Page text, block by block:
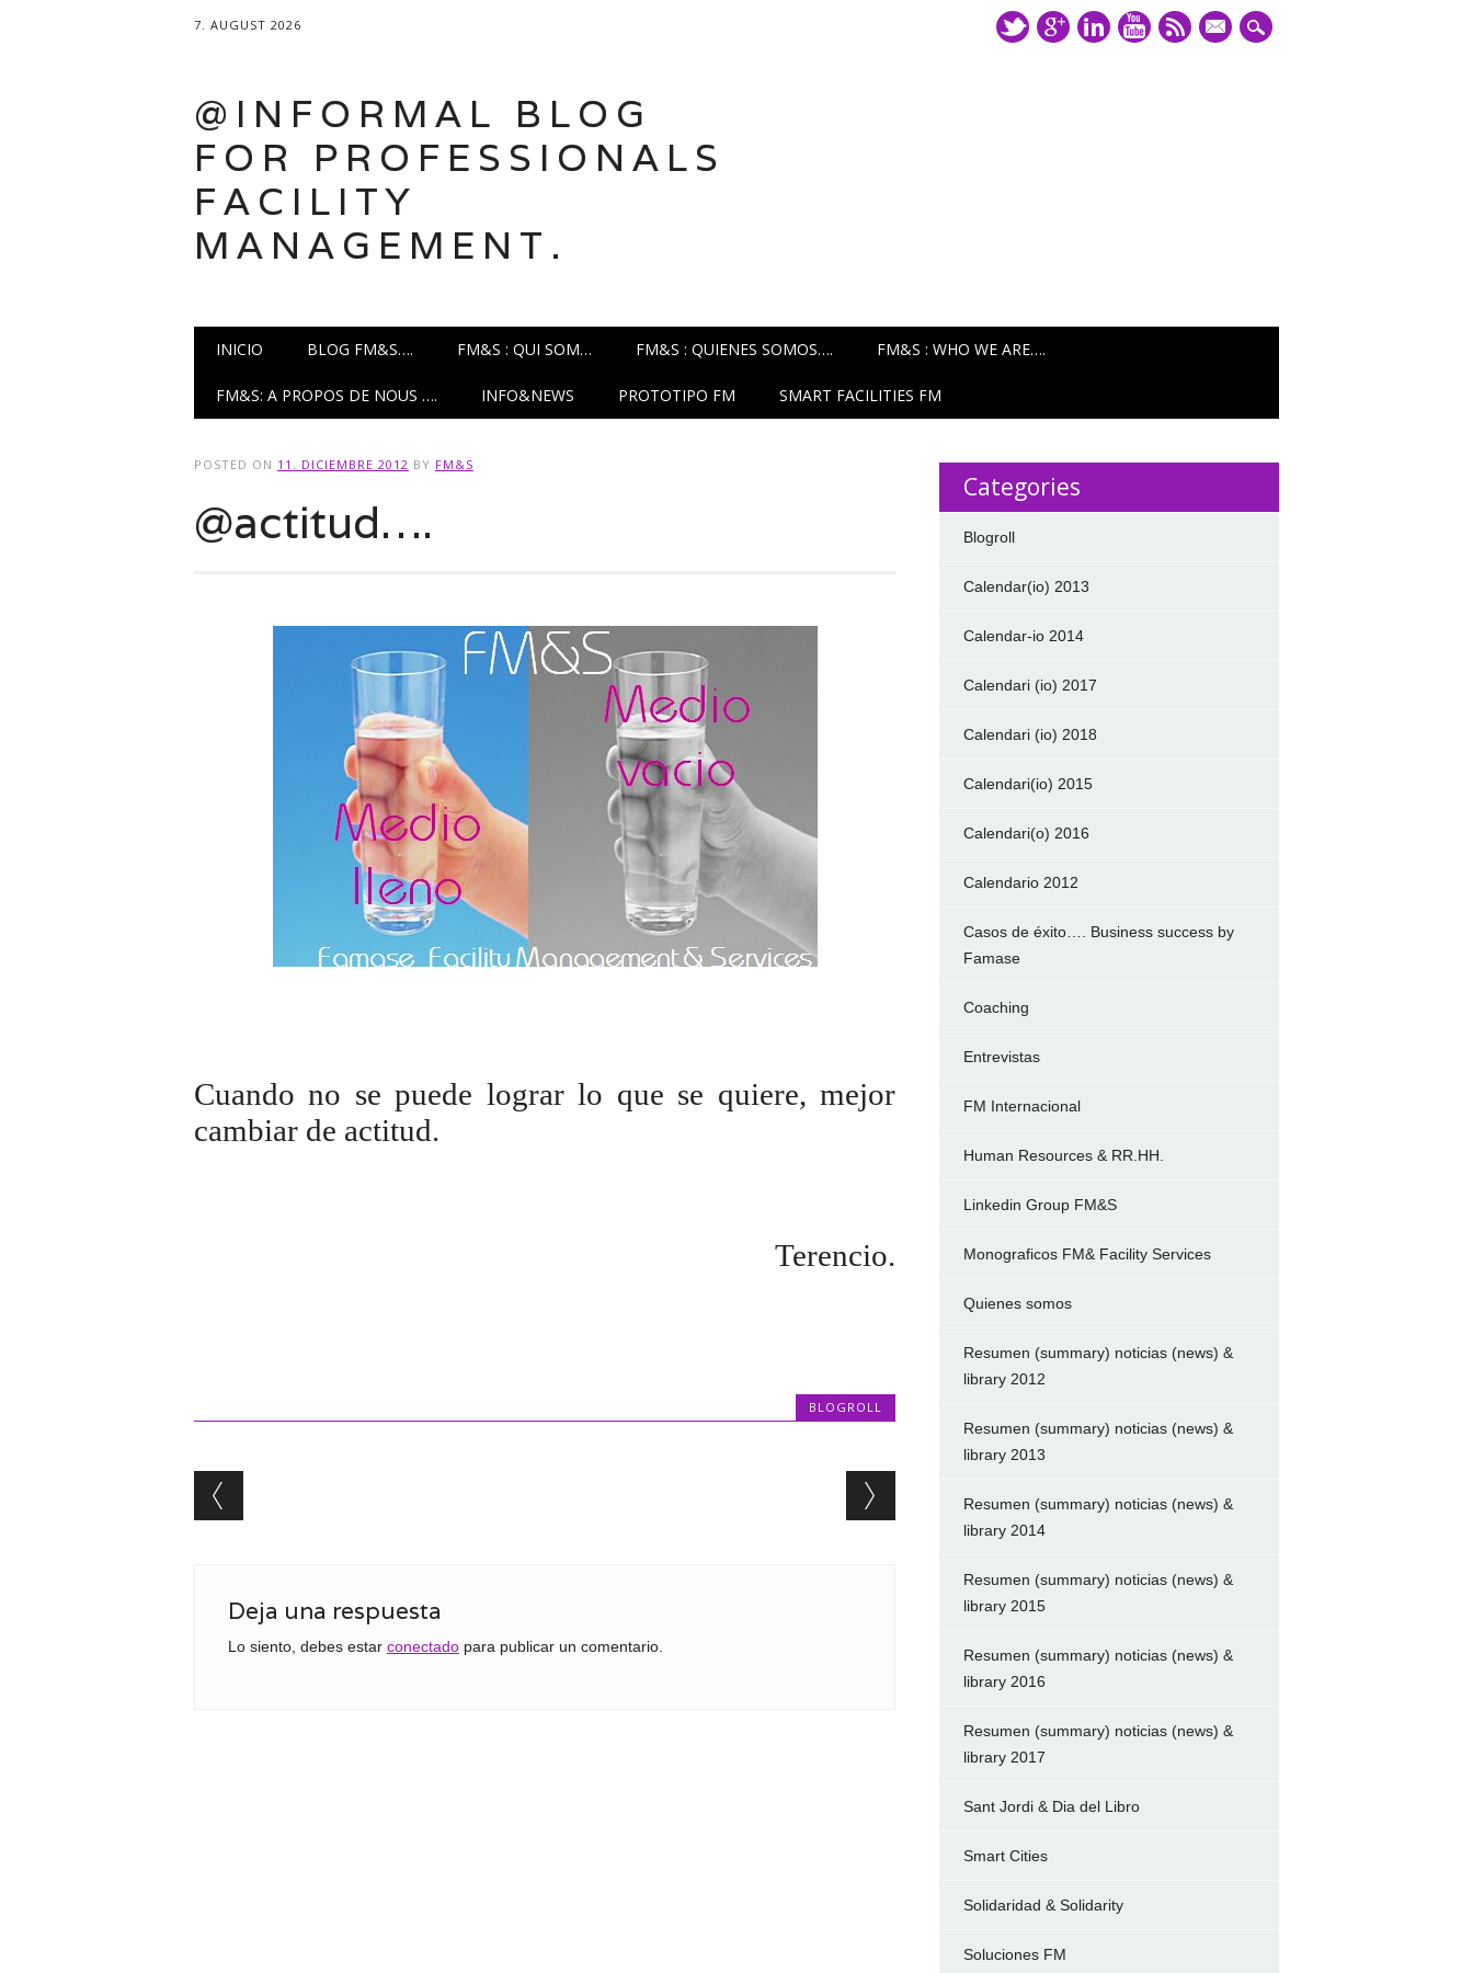
7. AUGUST 2026
mail
@INFORMAL BLOG
FOR PROFESSIONALS
FACILITY
MANAGEMENT.
Main menu
INICIO BLOG FM&S…. FM&S : QUI SOM… FM&S : QUIENES SOMOS…. FM&S : WHO WE ARE….
FM&S: A PROPOS DE NOUS …. INFO&NEWS PROTOTIPO FM SMART FACILITIES FM
POSTED ON 11. DICIEMBRE 2012 BY FM&S
@actitud….
Cuando no se puede lograr lo que se quiere, mejor
cambiar de actitud.
Terencio.
BLOGROLL
Post navigation
Deja una respuesta
Lo siento, debes estar conectadopara publicar un comentario.
Categories
Blogroll
Calendar(io) 2013
Calendar-io 2014
Calendari (io) 2017
Calendari (io) 2018
Calendari(io) 2015
Calendari(o) 2016
Calendario 2012
Casos de éxito…. Business success by
Famase
Coaching
Entrevistas
FM Internacional
Human Resources & RR.HH.
Linkedin Group FM&S
Monograficos FM& Facility Services
Quienes somos
Resumen (summary) noticias (news) &
library 2012
Resumen (summary) noticias (news) &
library 2013
Resumen (summary) noticias (news) &
library 2014
Resumen (summary) noticias (news) &
library 2015
Resumen (summary) noticias (news) &
library 2016
Resumen (summary) noticias (news) &
library 2017
Sant Jordi & Dia del Libro
Smart Cities
Solidaridad & Solidarity
Soluciones FM